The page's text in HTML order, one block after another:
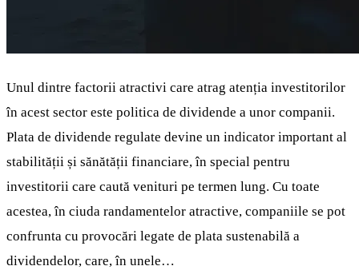
Unul dintre factorii atractivi care atrag atenția investitorilor
în acest sector este politica de dividende a unor companii.
Plata de dividende regulate devine un indicator important al
stabilității și sănătății financiare, în special pentru
investitorii care caută venituri pe termen lung. Cu toate
acestea, în ciuda randamentelor atractive, companiile se pot
confrunta cu provocări legate de plata sustenabilă a
dividendelor, care, în unele…